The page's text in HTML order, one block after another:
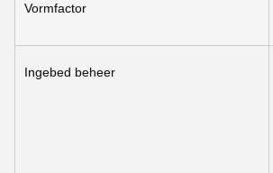
Vormfactor
Ingebed beheer